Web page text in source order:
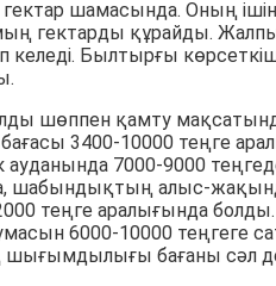
шамасында. Оның
гектарды құрайды.
Былтырғы
шөппен қамту
3400-10000 теңге
ауданында 7000-9000
шабындықтың алыс-
теңге аралығында болды.
6000-10000 теңгеге
бағаны сәл